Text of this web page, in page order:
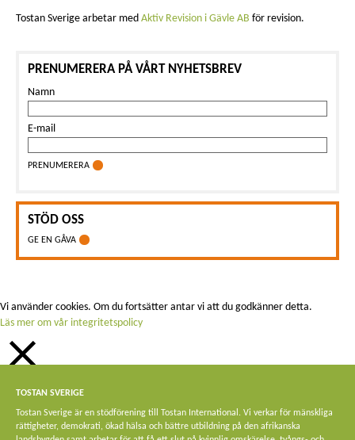
Tostan Sverige arbetar med Aktiv Revision i Gävle AB för revision.
PRENUMERERA PÅ VÅRT NYHETSBREV
Namn
E-mail
PRENUMERERA
STÖD OSS
GE EN GÅVA
TOSTAN SVERIGE
Tostan Sverige är en stödförening till Tostan International. Vi verkar för mänskliga
rättigheter, demokrati, ökad hälsa och bättre utbildning på den afrikanska
Vi använder cookies. Om du fortsätter antar vi att du godkänner detta.
Läs mer om vår integritetspolicy
STÄNG
Privacy Overview
This website uses cookies to improve your experience while you navigate